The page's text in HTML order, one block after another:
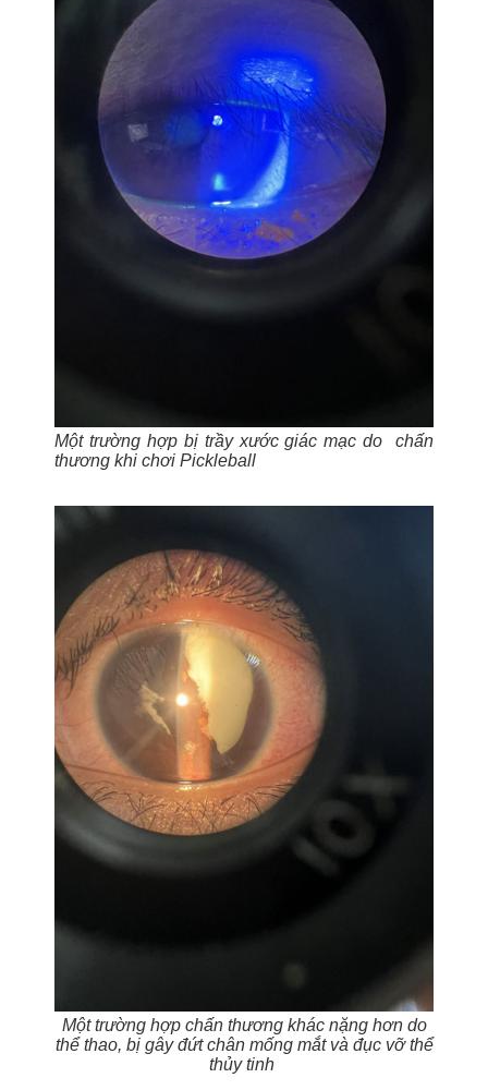
Một trường hợp bị trầy xước giác mạc do chấn
thương khi chơi Pickleball
Một trường hợp chấn thương khác nặng hơn do
thể thao, bị gây đứt chân mống mắt và đục vỡ thể
thủy tinh